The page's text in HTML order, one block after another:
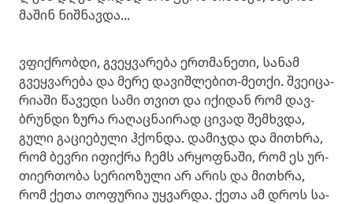
მა­შინ ნიშ­ნავ­და...
ვფიქ­რობ­დი, გვეყ­ვა­რე­ბა ერ­თმა­ნე­თი, სა­ნამ
გვეყ­ვა­რე­ბა და მერე და­ვიშ­ლე­ბით-მეთ­ქი. შვე­ი­ცა­
რი­ა­ში წა­ვე­დი სამი თვით და იქი­დან რომ დავ­
ბრუნ­დი ზურა რა­ღაც­ნა­ი­რად ცი­ვად შემ­ხვდა,
გული გა­ცი­ე­ბუ­ლი ჰქონ­და. და­მიჯ­და და მი­თხრა,
რომ ბევ­რი იფიქ­რა ჩემს არ­ყოფ­ნა­ში, რომ ეს ურ­
თი­ერ­თო­ბა სე­რი­ო­ზუ­ლი არ არის და მი­თხრა,
რომ ქეთა თო­ფუ­რია უყ­ვარ­და. ქეთა ამ დროს სა­